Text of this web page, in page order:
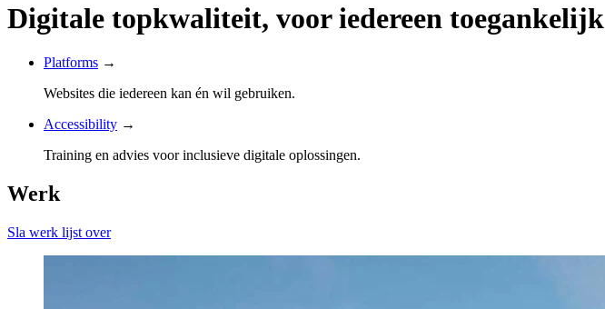
Digitale topkwaliteit, voor iedereen toegankelijk
Platforms →
Websites die iedereen kan én wil gebruiken.
Accessibility →
Training en advies voor inclusieve digitale oplossingen.
Werk
Sla werk lijst over